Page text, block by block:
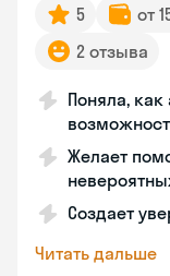
5 от
2 отзыва
Поняла,
Желает
Создает
Читать дальше